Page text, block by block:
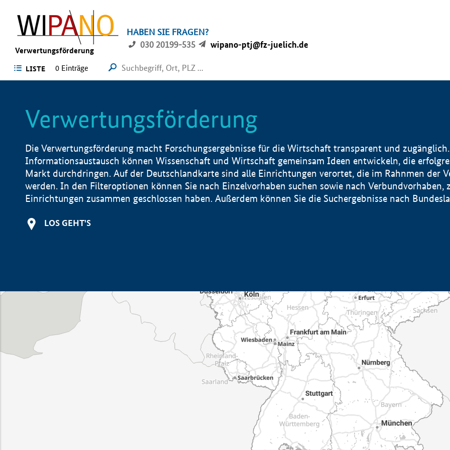
Verwertungsförderung
HABEN SIE FRAGEN?
030 20199-535
wipano-ptj@fz-juelich.de
LISTE 0 Einträge
Verwertungsförderung
Die Verwertungsförderung macht Forschungsergebnisse für die Wirtschaft transparent und
Informationsaustausch können Wissenschaft und Wirtschaft gemeinsam Ideen entwickeln, die
Markt durchdringen. Auf der Deutschlandkarte sind alle Einrichtungen verortet, die im Rahnmen der
werden. In den Filteroptionen können Sie nach Einzelvorhaben suchen sowie nach Verbundvorhaben,
Einrichtungen zusammen geschlossen haben. Außerdem können Sie die Suchergebnisse nach
LOS GEHT'S